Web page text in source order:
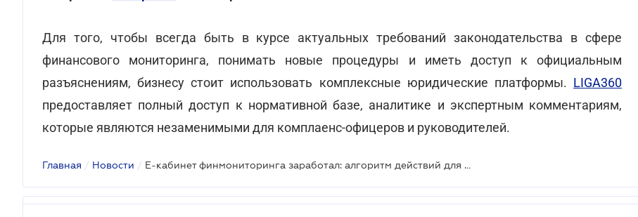
Для того, чтобы всегда быть в курсе актуальных требований законодательства в сфере
финансового мониторинга, понимать новые процедуры и иметь доступ к официальным
разъяснениям, бизнесу стоит использовать комплексные юридические платформы. LIGA360
предоставляет полный доступ к нормативной базе, аналитике и экспертным комментариям,
которые являются незаменимыми для комплаенс-офицеров и руководителей.
Главная / Новости / Е-кабинет финмониторинга заработал: алгоритм действий для бизнеса